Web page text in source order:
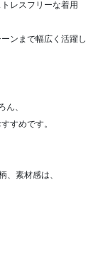
レスフリーな着用
ンまで幅広く活躍し
ん、
すめです。
、素材感は、